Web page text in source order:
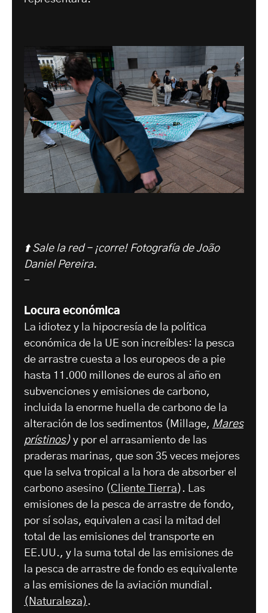
⬆️ Sale la red - ¡corre! Fotografía de João
Daniel Pereira.
-
Locura económica
La idiotez y la hipocresía de la política
económica de la UE son increíbles: la pesca
de arrastre cuesta a los europeos de a pie
hasta 11.000 millones de euros al año en
subvenciones y emisiones de carbono,
incluida la enorme huella de carbono de la
alteración de los sedimentos (Millage, Mares
prístinos) y por el arrasamiento de las
praderas marinas, que son 35 veces mejores
que la selva tropical a la hora de absorber el
carbono asesino (Cliente Tierra). Las
emisiones de la pesca de arrastre de fondo,
por sí solas, equivalen a casi la mitad del
total de las emisiones del transporte en
EE.UU., y la suma total de las emisiones de
la pesca de arrastre de fondo es equivalente
a las emisiones de la aviación mundial.
(Naturaleza) .